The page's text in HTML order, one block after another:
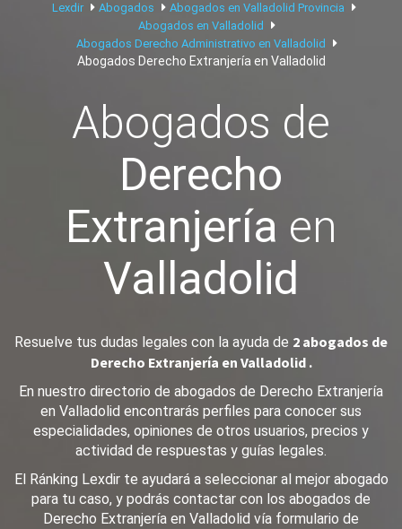
Lexdir Abogados
Abogados en Valladolid Provincia
Abogados en Valladolid
Abogados Derecho Administrativo en Valladolid
Abogados Derecho Extranjería en Valladolid
Abogados de
Derecho
Extranjería en
Valladolid
Resuelve tus dudas legales con la ayuda de 2 abogados de
Derecho Extranjería en Valladolid .
En nuestro directorio de abogados de Derecho Extranjería
en Valladolid encontrarás perfiles para conocer sus
especialidades, opiniones de otros usuarios, precios y
actividad de respuestas y guías legales.
El Ránking Lexdir te ayudará a seleccionar al mejor abogado
para tu caso, y podrás contactar con los abogados de
Derecho Extranjería en Valladolid vía formulario de